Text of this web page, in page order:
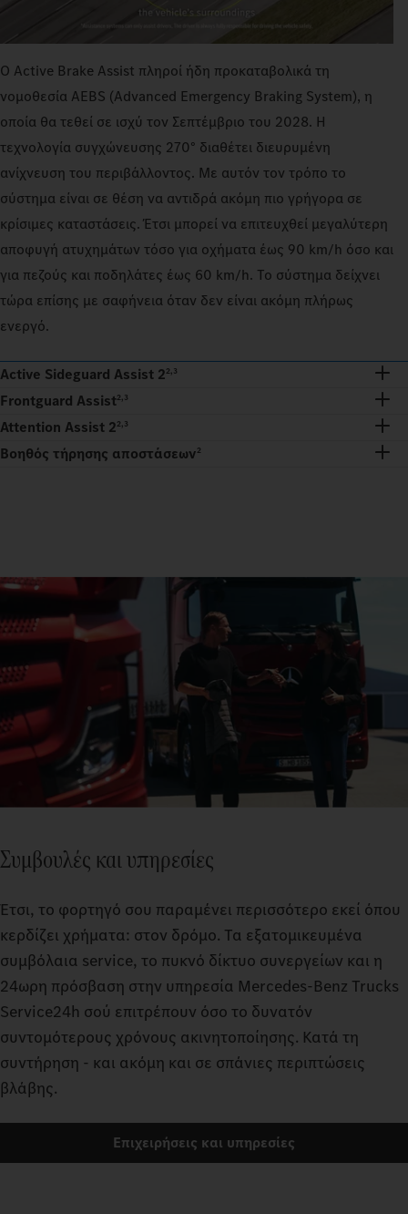
Ο Active Brake Assist πληροί ήδη προκαταβολικά τη
νομοθεσία AEBS (Advanced Emergency Braking System), η
οποία θα τεθεί σε ισχύ τον Σεπτέμβριο του 2028. Η
τεχνολογία συγχώνευσης 270° διαθέτει διευρυμένη
ανίχνευση του περιβάλλοντος. Με αυτόν τον τρόπο το
σύστημα είναι σε θέση να αντιδρά ακόμη πιο γρήγορα σε
κρίσιμες καταστάσεις. Έτσι μπορεί να επιτευχθεί μεγαλύτερη
αποφυγή ατυχημάτων τόσο για οχήματα έως 90 km/h όσο και
για πεζούς και ποδηλάτες έως 60 km/h. Το σύστημα δείχνει
τώρα επίσης με σαφήνεια όταν δεν είναι ακόμη πλήρως
ενεργό.
Active Sideguard Assist 2 2,3
Frontguard Assist2,3
Attention Assist 2 2,3
Βοηθός τήρησης αποστάσεων 2
Συμβουλές και υπηρεσίες
Έτσι, το φορτηγό σου παραμένει περισσότερο εκεί όπου
κερδίζει χρήματα: στον δρόμο. Τα εξατομικευμένα
συμβόλαια service, το πυκνό δίκτυο συνεργείων και η
24ωρη πρόσβαση στην υπηρεσία Mercedes-Benz Trucks
Service24h σού επιτρέπουν όσο το δυνατόν
συντομότερους χρόνους ακινητοποίησης. Κατά τη
συντήρηση - και ακόμη και σε σπάνιες περιπτώσεις
βλάβης.
Επιχειρήσεις και υπηρεσίες